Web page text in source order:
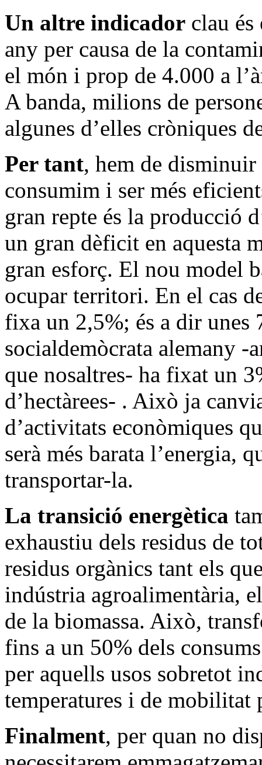
Un altre indicador clau és
any per causa de la
el món i prop de 4.000 a
A banda, milions de
algunes d’elles cròniques
Per tant, hem de disminuir
consumim i ser més
gran repte és la producció
un gran dèficit en aquesta
gran esforç. El nou model
ocupar territori. En el cas
fixa un 2,5%; és a dir unes
socialdemòcrata alemany -
que nosaltres- ha fixat un
d’hectàrees- . Això ja
d’activitats econòmiques
serà més barata l’energia,
transportar-la.
La transició energètica
exhaustiu dels residus de
residus orgànics tant els
indústria agroalimentària,
de la biomassa. Això,
fins a un 50% dels
per aquells usos sobretot
temperatures i de mobilitat
Finalment, per quan no